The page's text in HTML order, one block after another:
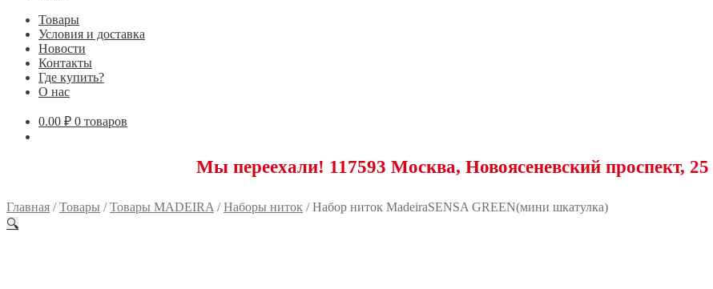
Товары
Условия и доставка
Новости
Контакты
Где купить?
О нас
0.00 ₽ 0 товаров
Мы переехали! 117593 Москва, Новоясеневский проспект, 25
Главная /Товары /Товары MADEIRA /Наборы ниток /Набор ниток MadeiraSENSA GREEN(мини шкатулка)
🔍